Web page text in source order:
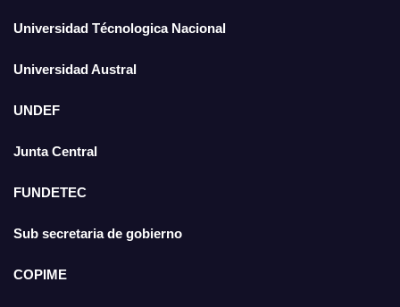
Universidad Técnologica Nacional
Universidad Austral
UNDEF
Junta Central
FUNDETEC
Sub secretaria de gobierno
COPIME